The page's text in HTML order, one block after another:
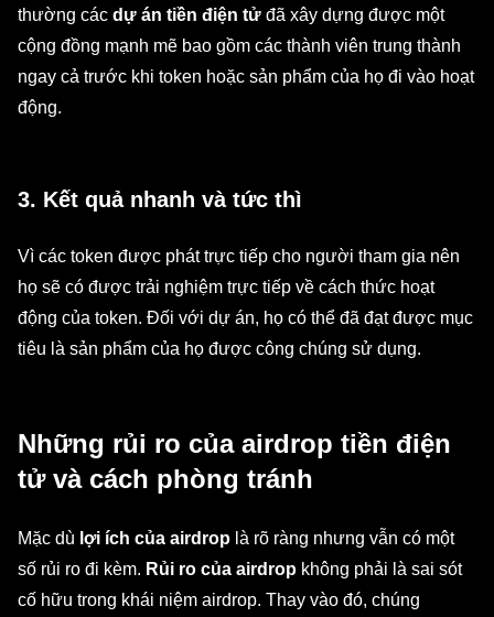
thường các dự án tiền điện tử đã xây dựng được một
cộng đồng mạnh mẽ bao gồm các thành viên trung thành
ngay cả trước khi token hoặc sản phẩm của họ đi vào hoạt
động.
3. Kết quả nhanh và tức thì
Vì các token được phát trực tiếp cho người tham gia nên
họ sẽ có được trải nghiệm trực tiếp về cách thức hoạt
động của token. Đối với dự án, họ có thể đã đạt được mục
tiêu là sản phẩm của họ được công chúng sử dụng.
Những rủi ro của airdrop tiền điện
tử và cách phòng tránh
Mặc dù lợi ích của airdrop là rõ ràng nhưng vẫn có một
số rủi ro đi kèm. Rủi ro của airdrop không phải là sai sót
cố hữu trong khái niệm airdrop. Thay vào đó, chúng